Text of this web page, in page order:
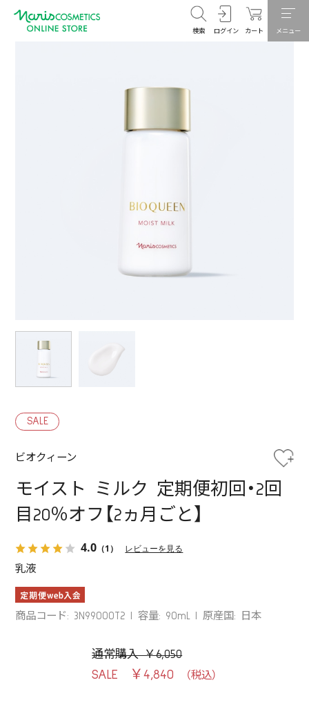
検索 ログイン カート メニュー
SALE
ビオクィーン
モイスト ミルク 定期便初回・2回
目20％オフ【2ヵ月ごと】
4.0 （1） レビューを見る
乳液
商品コード: 3N99000T2 容量: 90mL 原産国: 日本
通常購入 ￥6,050
￥4,840